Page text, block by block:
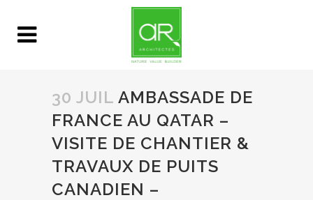
30 JUIL AMBASSADE DE
FRANCE AU QATAR –
VISITE DE CHANTIER &
TRAVAUX DE PUITS
CANADIEN –